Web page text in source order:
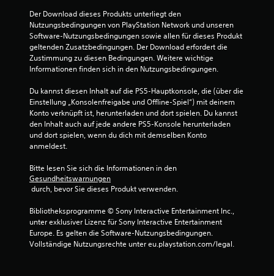
Der Download dieses Produkts unterliegt den
Nutzungsbedingungen von PlayStation Network und unseren
Software-Nutzungsbedingungen sowie allen für dieses Produkt
geltenden Zusatzbedingungen. Der Download erfordert die
Zustimmung zu diesen Bedingungen. Weitere wichtige
Informationen finden sich in den Nutzungsbedingungen.
Du kannst diesen Inhalt auf die PS5-Hauptkonsole, die (über die
Einstellung „Konsolenfreigabe und Offline-Spiel“) mit deinem
Konto verknüpft ist, herunterladen und dort spielen. Du kannst
den Inhalt auch auf jede andere PS5-Konsole herunterladen
und dort spielen, wenn du dich mit demselben Konto
anmeldest.
Bitte lesen Sie sich die Informationen in den
Gesundheitswarnungen
durch, bevor Sie dieses Produkt verwenden.
Bibliotheksprogramme © Sony Interactive Entertainment Inc.,
unter exklusiver Lizenz für Sony Interactive Entertainment
Europe. Es gelten die Software-Nutzungsbedingungen.
Vollständige Nutzungsrechte unter eu.playstation.com/legal.